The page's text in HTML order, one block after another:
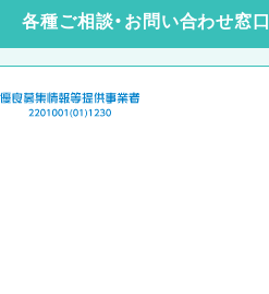
各種ご相談・お問い合わせ窓口